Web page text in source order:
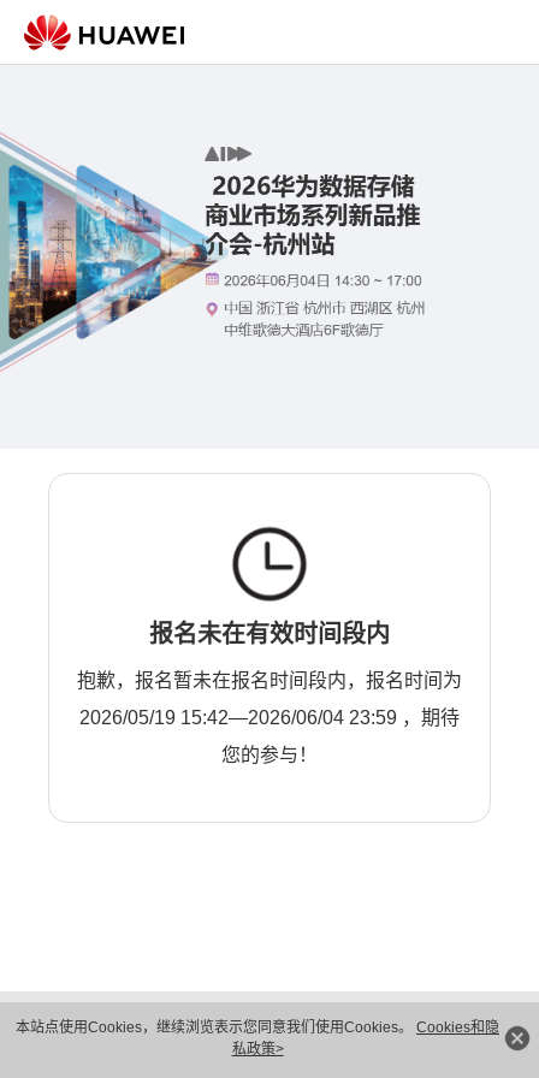
本站点使用Cookies，继续浏览表示您同意我们使用Cookies。 Cookies和隐
私政策>
报名未在有效时间段内
抱歉，报名暂未在报名时间段内，报名时间为
2026/05/19 15:42—2026/06/04 23:59 ，期待
您的参与！
隐私保护
法律声明